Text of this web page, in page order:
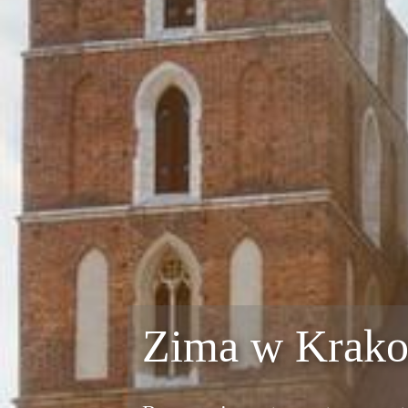
Zima w